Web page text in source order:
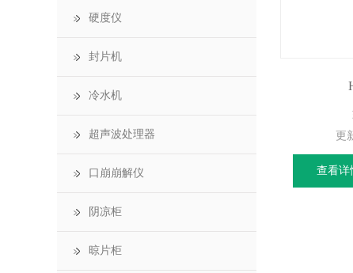
硬度仪
封片机
冷水机
超声波处理器
口崩崩解仪
阴凉柜
晾片柜
更
查看详